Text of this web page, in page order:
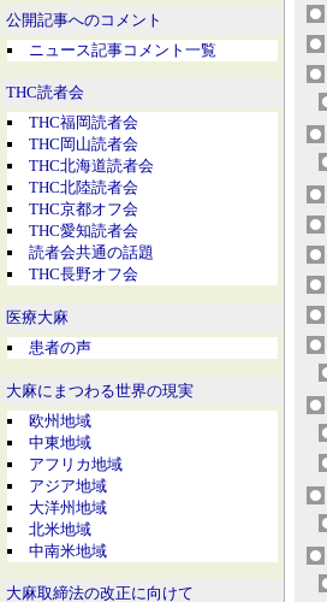
公開記事へのコメント
ニュース記事コメント一覧
THC読者会
THC福岡読者会
THC岡山読者会
THC北海道読者会
THC北陸読者会
THC京都オフ会
THC愛知読者会
読者会共通の話題
THC長野オフ会
医療大麻
患者の声
大麻にまつわる世界の現実
欧州地域
中東地域
アフリカ地域
アジア地域
大洋州地域
北米地域
中南米地域
大麻取締法の改正に向けて